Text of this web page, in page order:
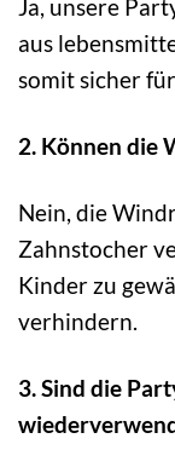
Ja, unsere
aus
somit sicher
2. Können die
Nein, die
Zahnstocher
Kinder zu
verhindern.
3. Sind die